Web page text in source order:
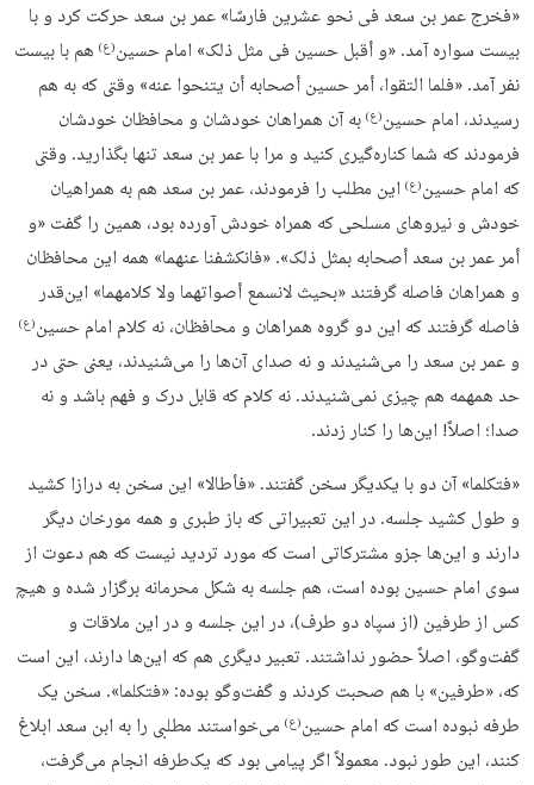
«فخرج عمر بن سعد فی نحو عشرین فارسًا» عمر بن سعد حرکت کرد و با
بیست سواره آمد. «و أقبل حسین فی مثل ذلک» امام حسین(ع) هم با بیست
نفر آمد. «فلما التقوا، أمر حسین أصحابه أن یتنحوا عنه» وقتی که به هم
رسیدند، امام حسین(ع) به آن همراهان خودشان و محافظان خودشان
فرمودند که شما کناره‌گیری کنید و مرا با عمر بن سعد تنها بگذارید. وقتی
که امام حسین(ع) این مطلب را فرمودند، عمر بن سعد هم به همراهیان
خودش و نیروهای مسلحی که همراه خودش آورده بود، همین را گفت «و
أمر عمر بن سعد أصحابه بمثل ذلک». «فانکشفنا عنهما» همه این محافظان
و همراهان فاصله گرفتند «بحیث لانسمع أصواتهما ولا کلامهما» این‌قدر
فاصله گرفتند که این دو گروه همراهان و محافظان، نه کلام امام حسین(ع)
و عمر بن سعد را می‌شنیدند و نه صدای آن‌ها را می‌شنیدند، یعنی حتی در
حد همهمه هم چیزی نمی‌شنیدند. نه کلام که قابل درک و فهم باشد و نه
صدا؛ اصلاً! این‌ها را کنار زدند.
«فتکلما» آن دو با یکدیگر سخن گفتند. «فأطالا» این سخن به درازا کشید
و طول کشید جلسه. در این تعبیراتی که باز طبری و همه مورخان دیگر
دارند و این‌ها جزو مشترکاتی است که مورد تردید نیست که هم دعوت از
سوی امام حسین بوده است، هم جلسه به شکل محرمانه برگزار شده و هیچ
کس از طرفین (از سپاه دو طرف)، در این جلسه و در این ملاقات و
گفت‌وگو، اصلاً حضور نداشتند. تعبیر دیگری هم که این‌ها دارند، این است
که، «طرفین» با هم صحبت کردند و گفت‌وگو بوده: «فتکلما». سخن یک
طرفه نبوده است که امام حسین(ع) می‌خواستند مطلبی را به ابن سعد ابلاغ
کنند، این طور نبود. معمولاً اگر پیامی بود که یک‌طرفه انجام می‌گرفت،